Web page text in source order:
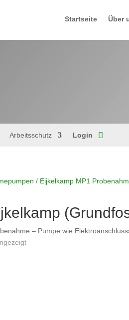
Startseite Über
Arbeitsschutz Login
/ Eijkelkamp MP1
– Pumpe wie